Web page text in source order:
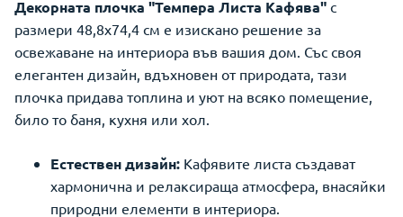
Декорната плочка "Темпера Листа Кафява" с
размери 48,8x74,4 см е изискано решение за
освежаване на интериора във вашия дом. Със своя
елегантен дизайн, вдъхновен от природата, тази
плочка придава топлина и уют на всяко помещение,
било то баня, кухня или хол.
Естествен дизайн: Кафявите листа създават
хармонична и релаксираща атмосфера, внасяйки
природни елементи в интериора.